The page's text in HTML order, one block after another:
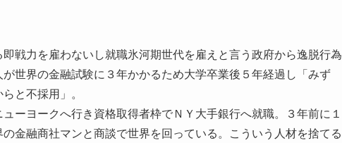
戦力を雇わないし就職氷河期世代を雇えと言う政府から逸脱行為
世界の金融試験に３年かかるため大学卒業後５年経過し「みず
と不採用」。
ーヨークへ行き資格取得者枠でＮＹ大手銀行へ就職。３年前に１
金融商社マンと商談で世界を回っている。こういう人材を捨てる